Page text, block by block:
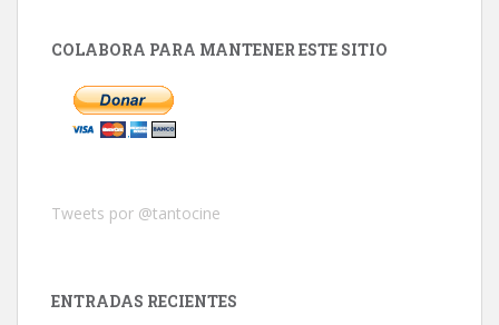
COLABORA PARA MANTENER ESTE SITIO
Tweets por @tantocine
ENTRADAS RECIENTES